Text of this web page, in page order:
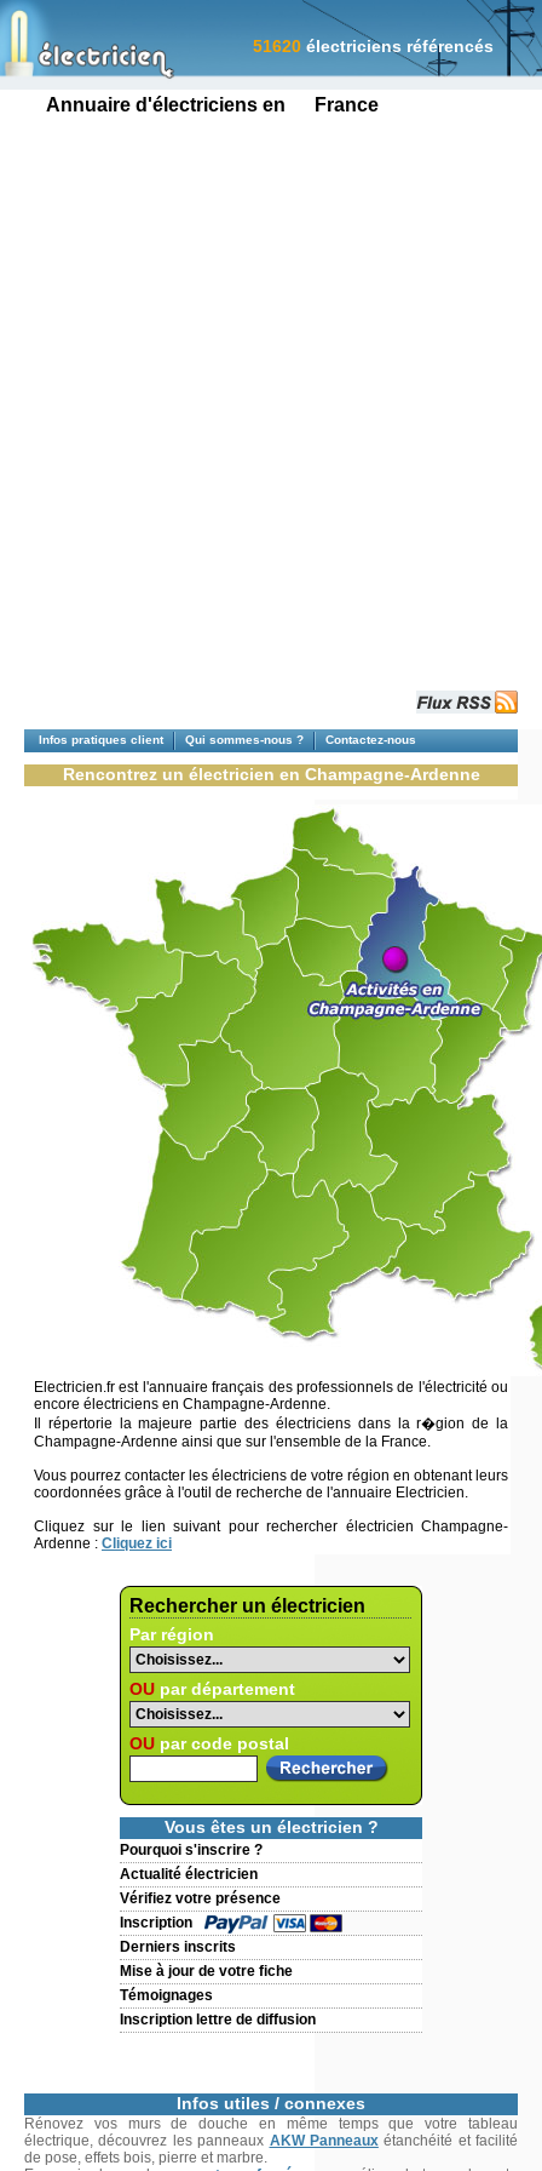
Annuaire d'électriciens en France
51620 électriciens référencés
Rechercher un électricien
Par région
OU par département
OU par code postal
Vous êtes un électricien ?
Pourquoi s'inscrire ?
Actualité électricien
Vérifiez votre présence
Inscription
Derniers inscrits
Mise à jour de votre fiche
Témoignages
Inscription lettre de diffusion
Infos pratiques client Qui sommes-nous ? Contactez-nous
Rencontrez un électricien en Champagne-Ardenne
Electricien.fr est l'annuaire français des professionnels de l'électricité ou
encore électriciens en Champagne-Ardenne.
Il répertorie la majeure partie des électriciens dans la r�gion de la
Champagne-Ardenne ainsi que sur l'ensemble de la France.
Vous pourrez contacter les électriciens de votre région en obtenant leurs
coordonnées grâce à l'outil de recherche de l'annuaire Electricien.
Cliquez sur le lien suivant pour rechercher électricien Champagne-
Ardenne : Cliquez ici
Infos utiles / connexes
Rénovez vos murs de douche en même temps que votre tableau
électrique, découvrez les panneaux AKW Panneauxétanchéité et facilité
de pose, effets bois, pierre et marbre.